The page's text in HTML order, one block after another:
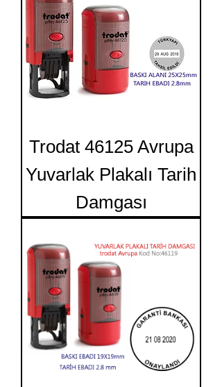
Trodat 46125 Avrupa
Yuvarlak Plakalı Tarih
Damgası